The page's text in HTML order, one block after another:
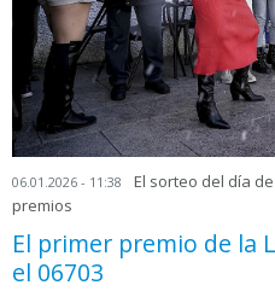
06.01.2026 - 11:38
El sorteo del día
premios
El primer premio de la
el 06703